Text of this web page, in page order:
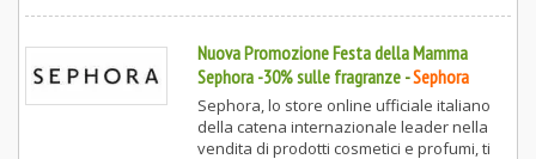
Nuova Promozione Festa della Mamma
Sephora -30% sulle fragranze -Sephora
Sephora, lo store online ufficiale italiano
della catena internazionale leader nella
vendita di prodotti cosmetici e profumi, ti